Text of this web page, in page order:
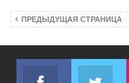
ПРЕДЫДУЩАЯ СТРАНИЦА
Facebook